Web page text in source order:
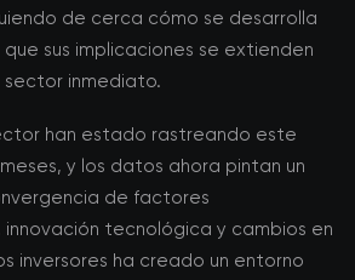
de cerca cómo se desarrolla
sus implicaciones se extienden
sector inmediato.
han estado rastreando este
y los datos ahora pintan un
de factores
tecnológica y cambios en
inversores ha creado un entorno